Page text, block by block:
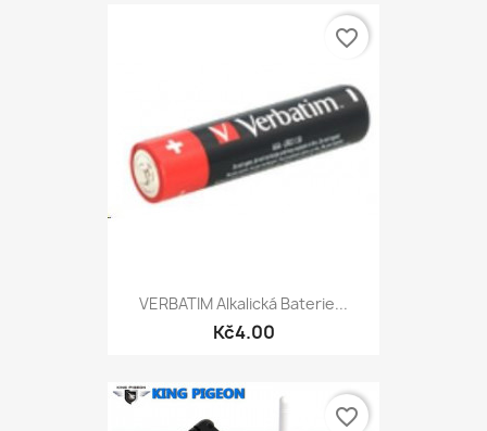
VERBATIM Alkalická Baterie...
Kč4.00
favorite_border
favorite_border